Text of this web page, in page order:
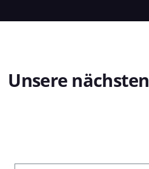
Unsere nächsten